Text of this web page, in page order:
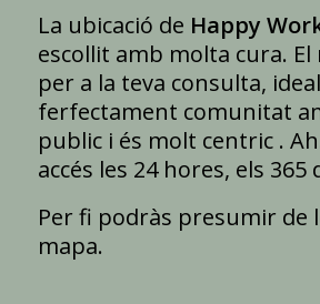
La ubicació de Happy
escollit amb molta cura.
per a la teva consulta,
ferfectament comunitat
public i és molt centric .
accés les 24 hores, els 365
Per fi podràs presumir de
mapa.